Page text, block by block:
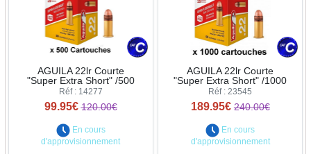
AGUILA 22lr Courte
"Super Extra Short" /500
Réf : 14277
99.95€ 120.00€
En cours
d'approvisionnement
AGUILA 22lr Courte
"Super Extra Short" /1000
Réf : 23545
189.95€ 240.00€
En cours
d'approvisionnement